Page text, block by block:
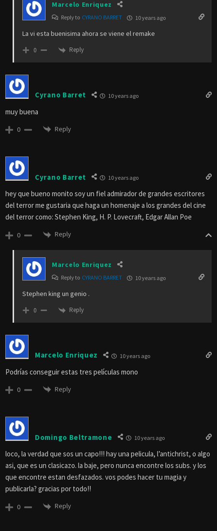
Marcelo Enriquez
Reply to CYRANO BARRET 10 years ago
La vi esta buenisima ahora se viene el remake
0 Reply
Cyrano Barret 10 years ago
muy buena
0 Reply
Cyrano Barret 10 years ago
hey que bueno monito soy un fiel admirador de grandes escritores
del terror me gustaria que haga un homenaje a los grandes del cine
del terror como: Stephen King, H. P. Lovecraft, Edgar Allan Poe
0 Reply
Marcelo Enriquez
Reply to CYRANO BARRET 10 years ago
Stephen king un genio .
0 Reply
Marcelo Enriquez 10 years ago
Podrías conseguir estas tres películas mono
0 Reply
Domingo Beltramone 10 years ago
loco, la verdad que sos un capo!!! hay una pelicula, l’antichrist, o algo
asi, que es un clasicazo. la baje, pero nunca encontre los subs. y los
que encontre estan desfazados. vos podes hacer tu magia y
publicarla? gracias por todo!!
0 Reply